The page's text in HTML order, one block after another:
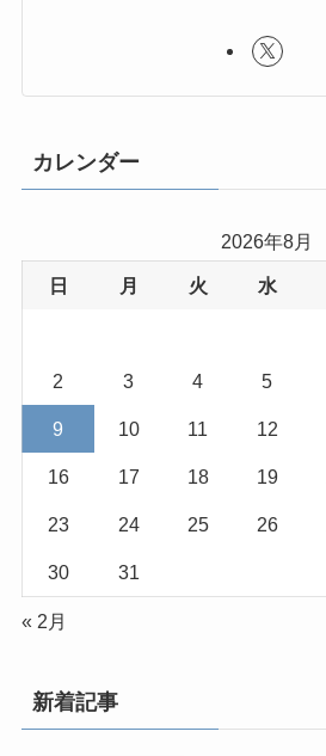
カレンダー
2026年8月
日 月 火 水
2 3 4 5
9 10 11 12
16 17 18 19
23 24 25 26
30 31
« 2月
新着記事